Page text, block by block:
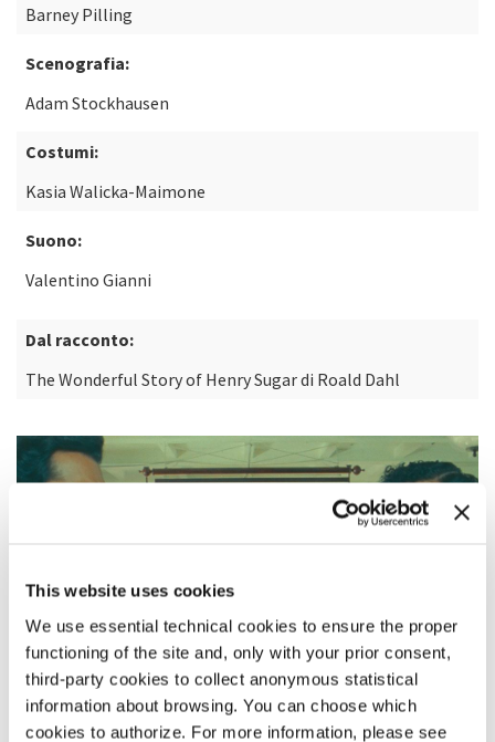
This website uses cookies
We use essential technical cookies to ensure the proper
functioning of the site and, only with your prior consent,
third-party cookies to collect anonymous statistical
information about browsing. You can choose which
cookies to authorize. For more information, please see
Barney Pilling
Scenografia:
Adam Stockhausen
Costumi:
Kasia Walicka-Maimone
Suono:
Valentino Gianni
Dal racconto:
The Wonderful Story of Henry Sugar di Roald Dahl